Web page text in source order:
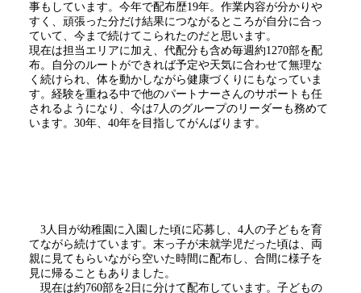
事もしています。今年で配布歴19年。作業内容が分かりや
すく、頑張った分だけ結果につながるところが自分に合っ
ていて、今まで続けてこられたのだと思います。
現在は担当エリアに加え、代配分も含め毎週約1270部を配
布。自分のルートができれば予定や天気に合わせて無理な
く続けられ、体を動かしながら健康づくりにもなっていま
す。経験を重ねる中で他のパートナーさんのサポートも任
されるようになり、今は7人のグループのリーダーも務めて
います。 30年、 40年を目指してがんばります。
3人目が幼稚園に入園した頃に応募し、4人の子どもを育
てながら続けています。末っ子が未就学児だった頃は、両
親に見てもらいながら空いた時間に配布し、合間に様子を
見に帰ることもありました。
現在は約760部を2日に分けて配布しています。子どもの